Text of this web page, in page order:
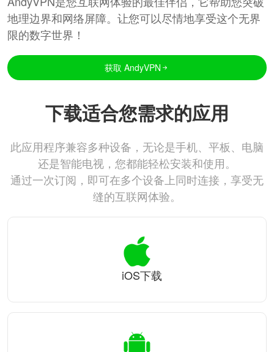
地理边界和网络屏障。让您可以尽情地享受这个无界
限的数字世界！
获取 AndyVPN
下载适合您需求的应用
此应用程序兼容多种设备，无论是手机、平板、电脑
还是智能电视，您都能轻松安装和使用。
通过一次订阅，即可在多个设备上同时连接，享受无
缝的互联网体验。
iOS下载